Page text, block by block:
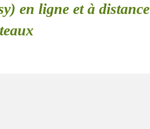
en ligne et à distance